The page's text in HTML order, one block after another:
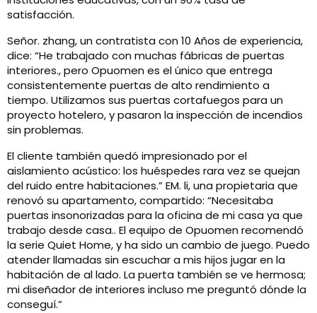
satisfacción.
Señor. zhang, un contratista con 10 Años de experiencia,
dice: “He trabajado con muchas fábricas de puertas
interiores., pero Opuomen es el único que entrega
consistentemente puertas de alto rendimiento a
tiempo. Utilizamos sus puertas cortafuegos para un
proyecto hotelero, y pasaron la inspección de incendios
sin problemas.
El cliente también quedó impresionado por el
aislamiento acústico: los huéspedes rara vez se quejan
del ruido entre habitaciones.” EM. li, una propietaria que
renovó su apartamento, compartido: “Necesitaba
puertas insonorizadas para la oficina de mi casa ya que
trabajo desde casa.. El equipo de Opuomen recomendó
la serie Quiet Home, y ha sido un cambio de juego. Puedo
atender llamadas sin escuchar a mis hijos jugar en la
habitación de al lado. La puerta también se ve hermosa;
mi diseñador de interiores incluso me preguntó dónde la
conseguí.”